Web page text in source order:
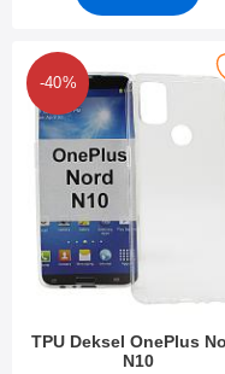
-40%
TPU Deksel OnePlus
N10
Merk tPU Deksel